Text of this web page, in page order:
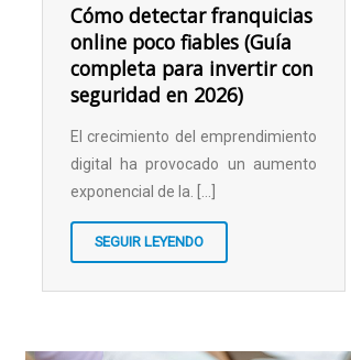
Cómo detectar franquicias
online poco fiables (Guía
completa para invertir con
seguridad en 2026)
El crecimiento del emprendimiento
digital ha provocado un aumento
exponencial de la. [...]
SEGUIR LEYENDO